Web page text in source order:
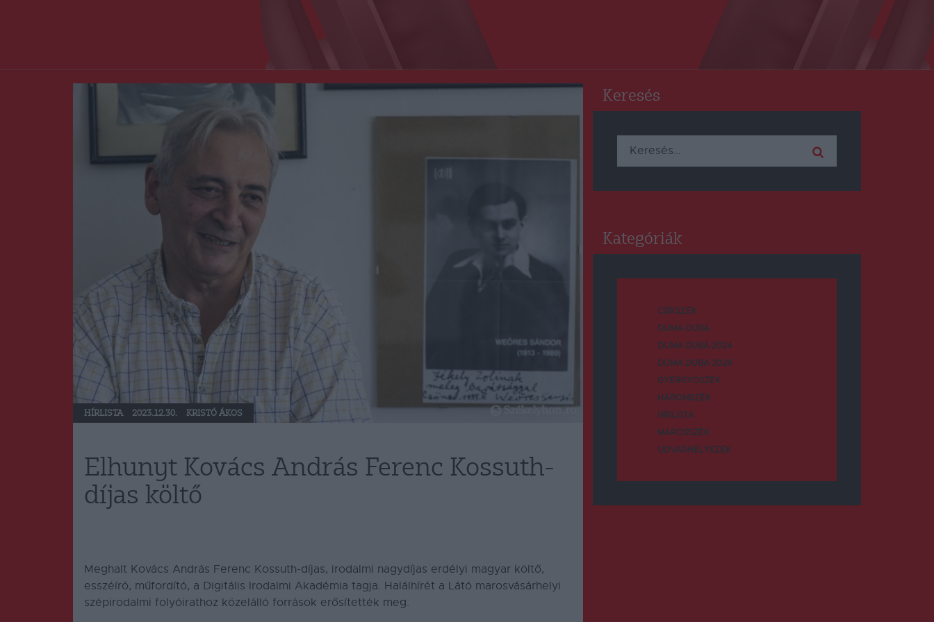
HÍRLISTA 2023.12.30. KRISTÓ ÁKOS
Elhunyt Kovács András Ferenc Kossuth-
díjas költő
Meghalt Kovács András Ferenc Kossuth-díjas, irodalmi nagydíjas erdélyi magyar költő,
esszéíró, műfordító, a Digitális Irodalmi Akadémia tagja. Halálhírét a Látó marosvásárhelyi
szépirodalmi folyóirathoz közelálló források erősítették meg.
Keresés
Keresés:
Kategóriák
CSÍKSZÉK
DUMA DUBA
DUMA DUBA 2024
DUMA DUBA 2026
GYERGYÓSZÉK
HÁROMSZÉK
HÍRLISTA
MAROSSZÉK
UDVARHELYSZÉK